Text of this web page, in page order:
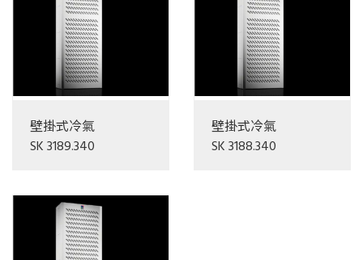
壁掛式冷氣
SK 3189.340
壁掛式冷氣
SK 3188.340